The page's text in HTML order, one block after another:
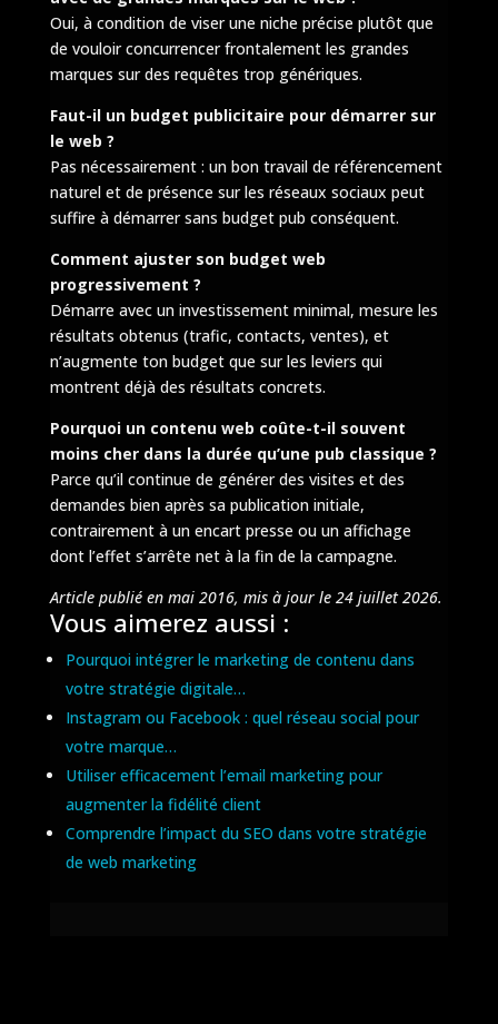
Oui, à condition de viser une niche précise plutôt que
de vouloir concurrencer frontalement les grandes
marques sur des requêtes trop génériques.
Faut-il un budget publicitaire pour démarrer sur
le web ?
Pas nécessairement : un bon travail de référencement
naturel et de présence sur les réseaux sociaux peut
suffire à démarrer sans budget pub conséquent.
Comment ajuster son budget web
progressivement ?
Démarre avec un investissement minimal, mesure les
résultats obtenus (trafic, contacts, ventes), et
n’augmente ton budget que sur les leviers qui
montrent déjà des résultats concrets.
Pourquoi un contenu web coûte-t-il souvent
moins cher dans la durée qu’une pub classique ?
Parce qu’il continue de générer des visites et des
demandes bien après sa publication initiale,
contrairement à un encart presse ou un affichage
dont l’effet s’arrête net à la fin de la campagne.
Article publié en mai 2016, mis à jour le 24 juillet 2026.
Vous aimerez aussi :
Pourquoi intégrer le marketing de contenu dans
votre stratégie digitale…
Instagram ou Facebook : quel réseau social pour
votre marque…
Utiliser efficacement l’email marketing pour
augmenter la fidélité client
Comprendre l’impact du SEO dans votre stratégie
de web marketing